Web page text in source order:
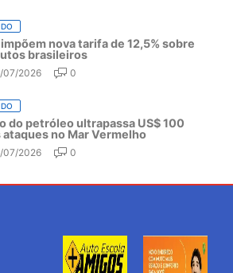
impõem nova tarifa de 12,5% sobre
brasileiros
07/2026 0
do petróleo ultrapassa US$ 100
ataques no Mar Vermelho
07/2026 0